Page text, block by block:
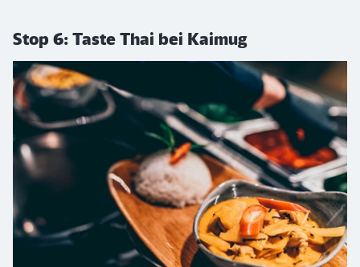
Stop 6: Taste Thai bei Kaimug